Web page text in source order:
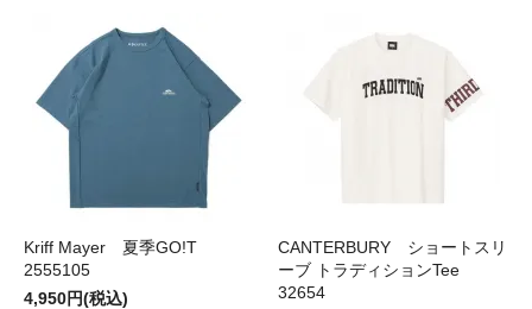
Kriff Mayer 夏季GO!T
2555105
4,950円(税込)
CANTERBURY ショートスリ
ーブ トラディションTee
32654